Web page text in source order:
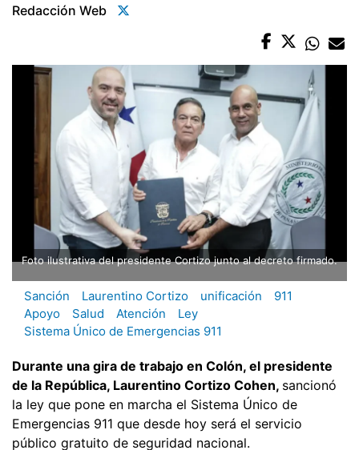
Redacción Web
Foto ilustrativa del presidente Cortizo junto al decreto firmado.
Sanción Laurentino Cortizo unificación
911
Apoyo
Salud Atención
Ley
Sistema Único de Emergencias 911
Durante una gira de trabajo en Colón, el presidente
de la República, Laurentino Cortizo Cohen, sancionó
la ley que pone en marcha el Sistema Único de
Emergencias 911 que desde hoy será el servicio
público gratuito de seguridad nacional.